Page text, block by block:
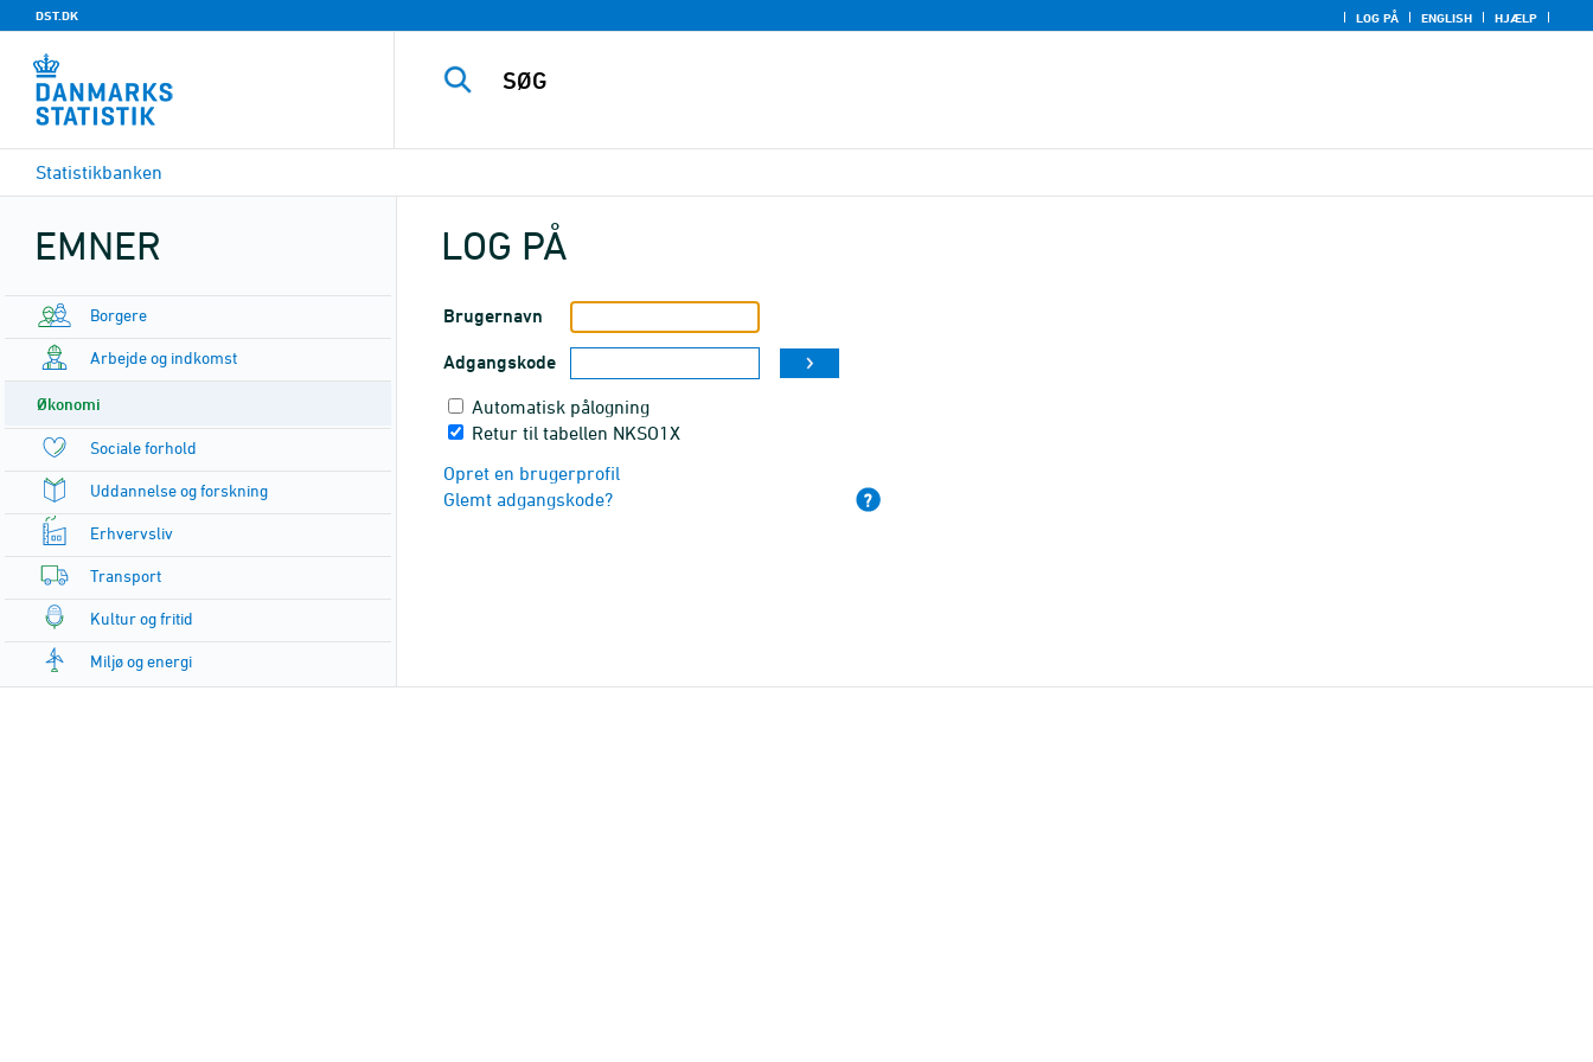
DST.DK LOG PÅ ENGLISH HJÆLP
Statistikbanken
EMNER
Borgere
Arbejde og indkomst
Økonomi
Sociale forhold
Uddannelse og forskning
Erhvervsliv
Transport
Kultur og fritid
Miljø og energi
LOG PÅ
Brugernavn
Adgangskode
Automatisk pålogning
Retur til tabellen NKSO1X
Opret en brugerprofil
Glemt adgangskode?